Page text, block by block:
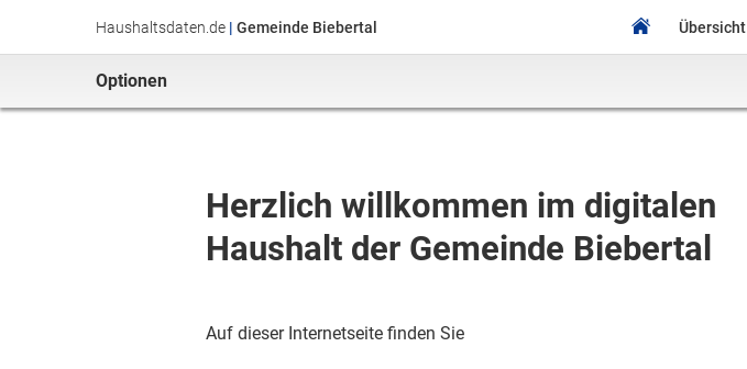
Haushaltsdaten.de | Gemeinde Biebertal Übersicht
Optionen
Herzlich willkommen im digitalen
Haushalt der Gemeinde Biebertal
Auf dieser Internetseite finden Sie